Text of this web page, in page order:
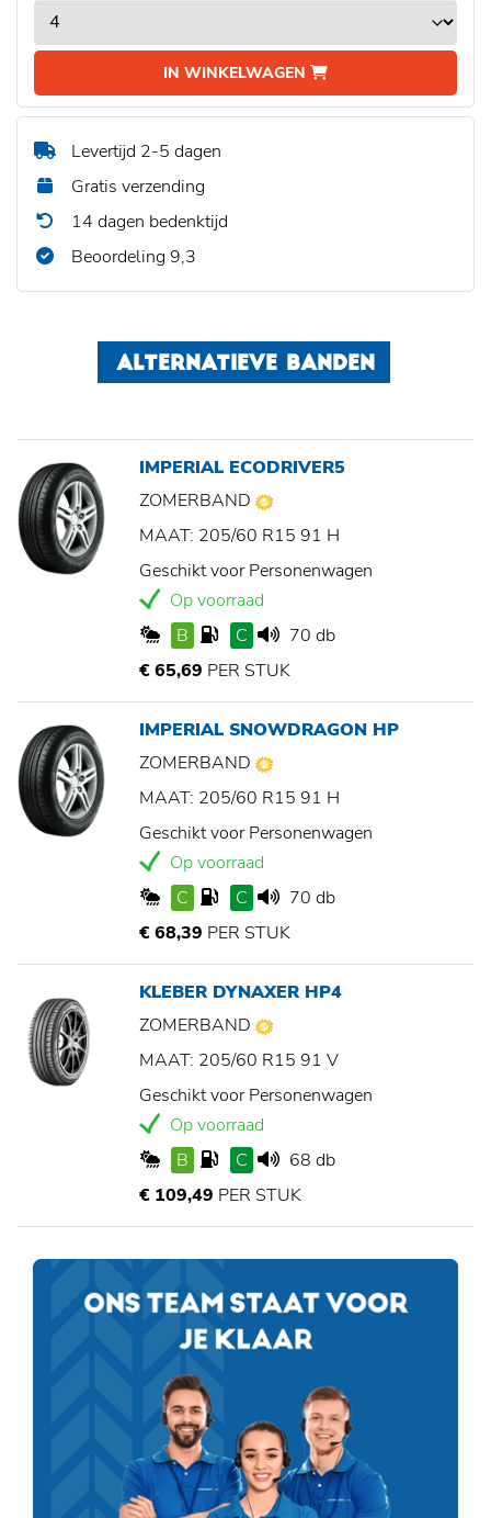
IN WINKELWAGEN
Levertijd 2-5 dagen
Gratis verzending
14 dagen bedenktijd
Beoordeling 9,3
ALTERNATIEVE BANDEN
IMPERIAL ECODRIVER5
ZOMERBAND
MAAT: 205/60 R15 91 H
Geschikt voor Personenwagen
Op voorraad
B
C
70 db
€ 65,69 PER STUK
IMPERIAL SNOWDRAGON HP
ZOMERBAND
MAAT: 205/60 R15 91 H
Geschikt voor Personenwagen
Op voorraad
C
C
70 db
€ 68,39 PER STUK
KLEBER DYNAXER HP4
ZOMERBAND
MAAT: 205/60 R15 91 V
Geschikt voor Personenwagen
Op voorraad
B
C
68 db
€ 109,49 PER STUK